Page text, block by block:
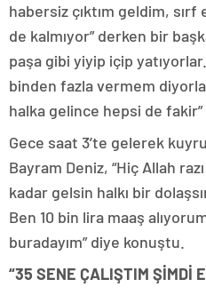
habersiz çıktım geldim,
de kalmıyor” derken bir
paşa gibi yiyip içip
binden fazla vermem
halka gelince hepsi de fakir”
Gece saat 3’te gelerek
Bayram Deniz, “Hiç Allah
kadar gelsin halkı bir
Ben 10 bin lira maaş
buradayım” diye konuştu.
“35 SENE ÇALIŞTIM ŞİMDİ